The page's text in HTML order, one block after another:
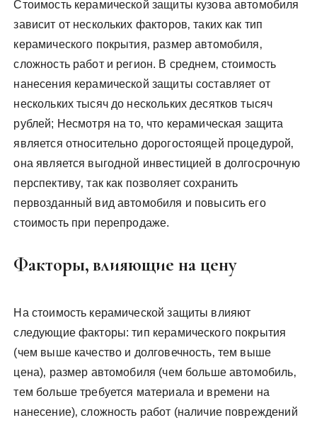
Стоимость керамической защиты кузова автомобиля
зависит от нескольких факторов‚ таких как тип
керамического покрытия‚ размер автомобиля‚
сложность работ и регион. В среднем‚ стоимость
нанесения керамической защиты составляет от
нескольких тысяч до нескольких десятков тысяч
рублей; Несмотря на то‚ что керамическая защита
является относительно дорогостоящей процедурой‚
она является выгодной инвестицией в долгосрочную
перспективу‚ так как позволяет сохранить
первозданный вид автомобиля и повысить его
стоимость при перепродаже.
Факторы‚ влияющие на цену
На стоимость керамической защиты влияют
следующие факторы: тип керамического покрытия
(чем выше качество и долговечность‚ тем выше
цена)‚ размер автомобиля (чем больше автомобиль‚
тем больше требуется материала и времени на
нанесение)‚ сложность работ (наличие повреждений